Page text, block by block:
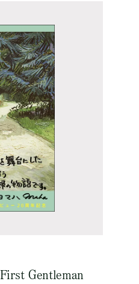
Gentleman